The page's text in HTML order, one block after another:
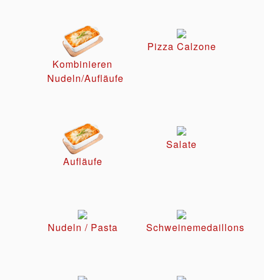
Kombinieren
Nudeln/Aufläufe
Pizza Calzone
Aufläufe
Salate
Nudeln / Pasta Schweinemedaillons